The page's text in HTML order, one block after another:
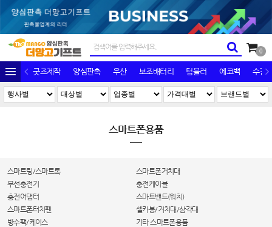
0
굿즈제작 양심판촉 우산 보조배터리 텀블러 에코백 수건/
스마트폰용품
스마트링/스마트톡
스마트폰거치대
무선충전기
충전케이블
충전어댑터
스마트밴드(워치)
스마트폰터치펜
셀카봉/거치대/삼각대
방수팩/케이스
기타 스마트폰용품